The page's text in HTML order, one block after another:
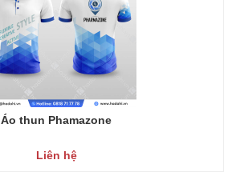
Áo thun Phamazone
Liên hệ